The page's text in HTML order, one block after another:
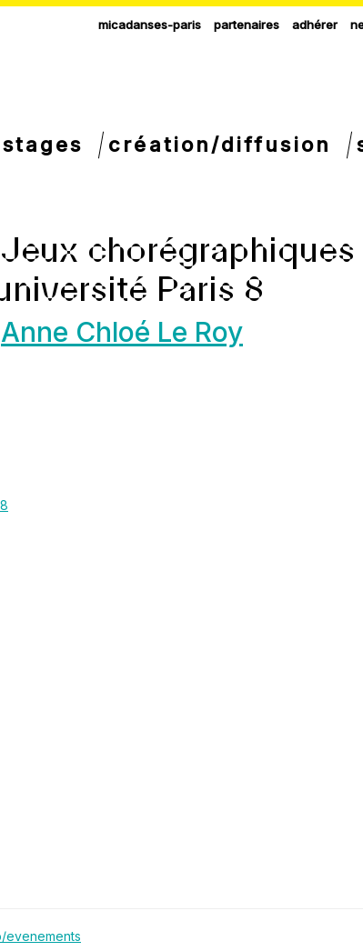
micadanses-paris partenaires adhérer
stages création/diffusion
chorégraphiques
Paris 8
Anne Chloé Le Roy
evenements